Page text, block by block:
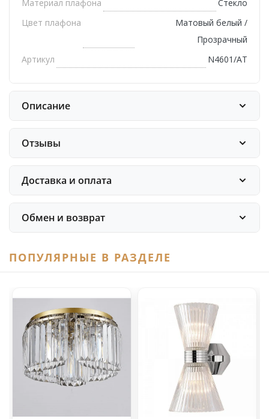
Материал плафона
Стекло
Цвет плафона
Матовый белый /
Прозрачный
Артикул
N4601/AT
Описание
Отзывы
Доставка и оплата
Обмен и возврат
ПОПУЛЯРНЫЕ В РАЗДЕЛЕ